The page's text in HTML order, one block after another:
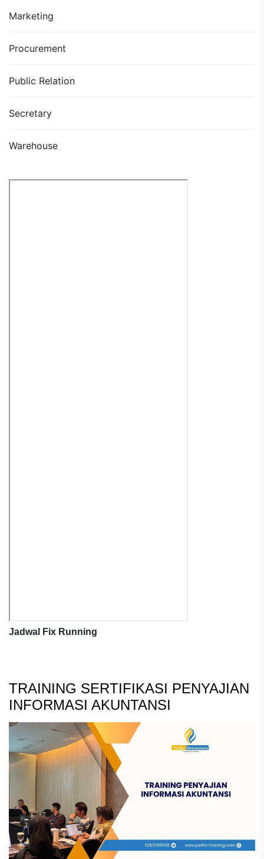
Marketing
Procurement
Public Relation
Secretary
Warehouse
Jadwal Fix Running
TRAINING SERTIFIKASI PENYAJIAN
INFORMASI AKUNTANSI